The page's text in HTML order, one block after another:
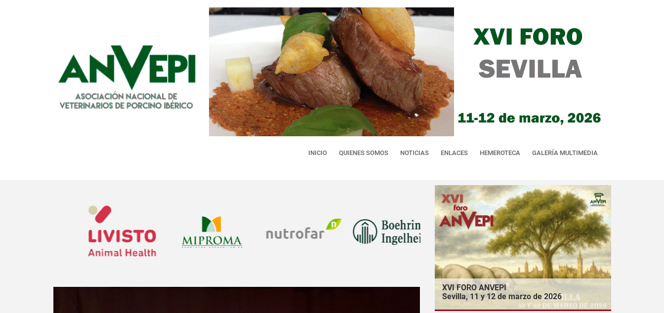
INICIO QUIENES SOMOS NOTICIAS ENLACES HEMEROTECA GALERÍA MULTIMEDIA
XVI FORO ANVEPI
Sevilla, 11 y 12 de marzo de 2026